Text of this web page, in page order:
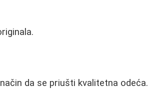
da se priušti kvalitetna odeća.